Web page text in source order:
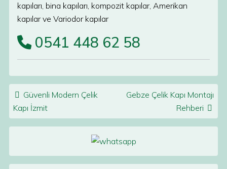
kapıları, bina kapıları, kompozit kapılar, Amerikan
kapılar ve Variodor kapılar
0541 448 62 58
Post navigation
Güvenli Modern Çelik
Kapı İzmit
Gebze Çelik Kapı Montajı
Rehberi